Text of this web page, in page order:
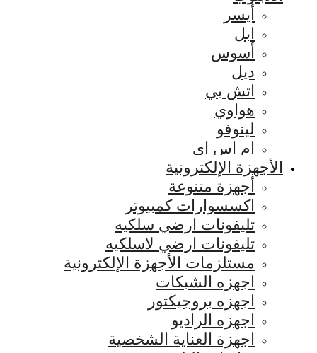
أيسر
ابل
أسوس
ديل
اتش بي
هواوي
لينوفو
ام اس اي
الأجهزة الإلكترونية
أجهزة متنوعة
اكسسوارات كمبيوتر
تليفونات ارضي سلكيه
تليفونات ارضي لاسلكيه
مستلزمات الأجهزة الإلكترونية
اجهزه الشبكات
اجهزه بروجيكتور
اجهزه الراديو
اجهزة العناية الشخصية